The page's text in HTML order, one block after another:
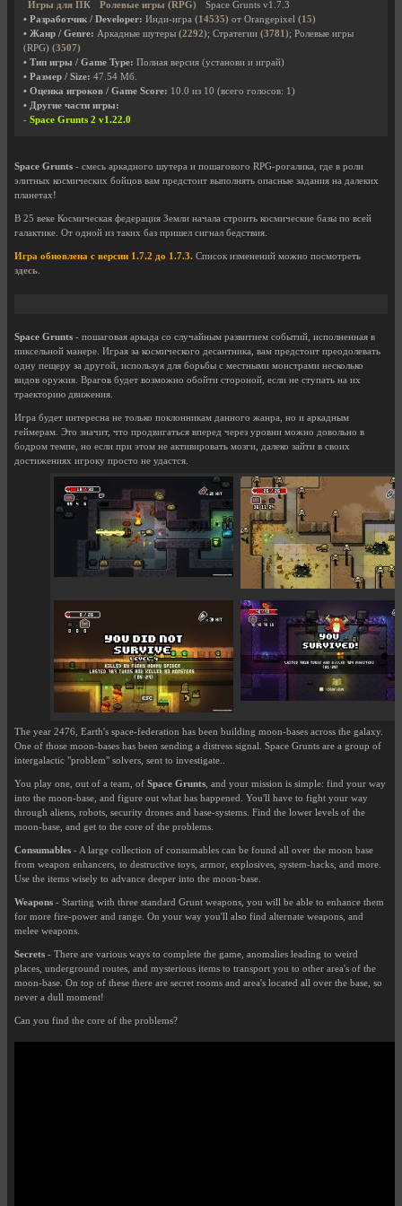
Игры для ПК
Ролевые игры (RPG)
Space Grunts v1.7.3
• Разработчик / Developer: Инди-игра (14535) от Orangepixel (15)
• Жанр / Genre: Аркадные шутеры (2292); Стратегии (3781); Ролевые игры
(RPG) (3507)
• Тип игры / Game Type: Полная версия (установи и играй)
• Размер / Size: 47.54 Мб.
• Оценка игроков / Game Score: 10.0 из 10 (всего голосов: 1)
• Другие части игры:
- Space Grunts 2 v1.22.0
Space Grunts - смесь аркадного шутера и пошагового RPG-рогалика, где в роли
элитных космических бойцов вам предстоит выполнять опасные задания на далеких
планетах!
В 25 веке Космическая федерация Земли начала строить космические базы по всей
галактике. От одной из таких баз пришел сигнал бедствия.
Игра обновлена с версии 1.7.2 до 1.7.3. Список изменений можно посмотреть
здесь.
Space Grunts - пошаговая аркада со случайным развитием событий, исполненная в
пиксельной манере. Играя за космического десантника, вам предстоит преодолевать
одну пещеру за другой, используя для борьбы с местными монстрами несколько
видов оружия. Врагов будет возможно обойти стороной, если не ступать на их
траекторию движения.
Игра будет интересна не только поклонникам данного жанра, но и аркадным
геймерам. Это значит, что продвигаться вперед через уровни можно довольно в
бодром темпе, но если при этом не активировать мозги, далеко зайти в своих
достижениях игроку просто не удастся.
The year 2476, Earth's space-federation has been building moon-bases across the galaxy.
One of those moon-bases has been sending a distress signal. Space Grunts are a group of
intergalactic "problem" solvers, sent to investigate..
You play one, out of a team, of Space Grunts, and your mission is simple: find your way
into the moon-base, and figure out what has happened. You'll have to fight your way
through aliens, robots, security drones and base-systems. Find the lower levels of the
moon-base, and get to the core of the problems.
Consumables - A large collection of consumables can be found all over the moon base
from weapon enhancers, to destructive toys, armor, explosives, system-hacks, and more.
Use the items wisely to advance deeper into the moon-base.
Weapons - Starting with three standard Grunt weapons, you will be able to enhance them
for more fire-power and range. On your way you'll also find alternate weapons, and
melee weapons.
Secrets - There are various ways to complete the game, anomalies leading to weird
places, underground routes, and mysterious items to transport you to other area's of the
moon-base. On top of these there are secret rooms and area's located all over the base, so
never a dull moment!
Can you find the core of the problems?